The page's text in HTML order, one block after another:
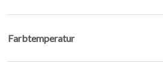
RECHTLICH
05
Farbtemperatur